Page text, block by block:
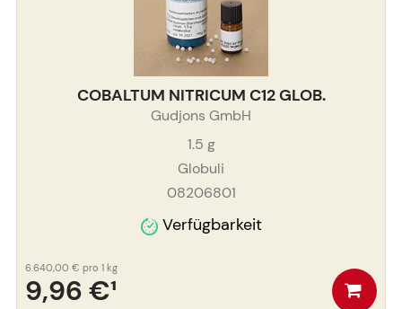
COBALTUM NITRICUM C12 GLOB.
Gudjons GmbH
1.5 g
Globuli
08206801
Verfügbarkeit
9,96 €¹
6.640,00 € pro 1 kg